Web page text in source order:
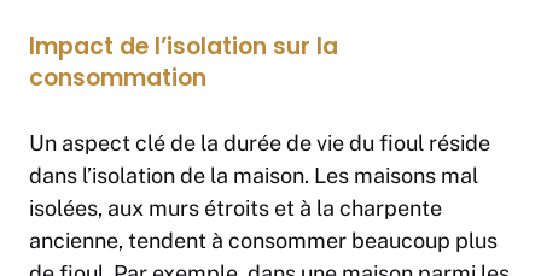
Impact de l’isolation sur la
consommation
Un aspect clé de la durée de vie du fioul réside
dans l’isolation de la maison. Les maisons mal
isolées, aux murs étroits et à la charpente
ancienne, tendent à consommer beaucoup plus